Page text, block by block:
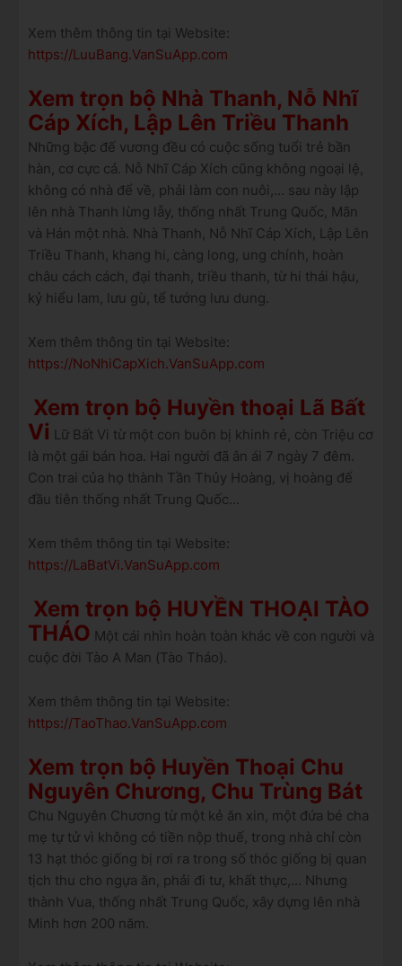
Xem thêm thông tin tại Website:
https://LuuBang.VanSuApp.com
Xem trọn bộ Nhà Thanh, Nỗ Nhĩ
Cáp Xích, Lập Lên Triều Thanh
Những bậc đế vương đều có cuộc sống tuổi trẻ bần
hàn, cơ cực cả. Nỗ Nhĩ Cáp Xích cũng không ngoại lệ,
không có nhà để về, phải làm con nuôi,... sau này lập
lên nhà Thanh lừng lẫy, thống nhất Trung Quốc, Mãn
và Hán một nhà. Nhà Thanh, Nỗ Nhĩ Cáp Xích, Lập Lên
Triều Thanh, khang hi, càng long, ung chính, hoàn
châu cách cách, đại thanh, triều thanh, từ hi thái hậu,
kỷ hiểu lam, lưu gù, tể tướng lưu dung.
Xem thêm thông tin tại Website:
https://NoNhiCapXich.VanSuApp.com
Xem trọn bộ Huyền thoại Lã Bất
Vi
Lữ Bất Vi từ một con buôn bị khinh rẻ, còn Triệu cơ
là một gái bán hoa. Hai người đã ân ái 7 ngày 7 đêm.
Con trai của họ thành Tần Thủy Hoàng, vị hoàng đế
đầu tiên thống nhất Trung Quốc...
Xem thêm thông tin tại Website:
https://LaBatVi.VanSuApp.com
Xem trọn bộ HUYỀN THOẠI TÀO
THÁO Một cái nhìn hoàn toàn khác về con người và
cuộc đời Tào A Man (Tào Tháo).
Xem thêm thông tin tại Website:
https://TaoThao.VanSuApp.com
Xem trọn bộ Huyền Thoại Chu
Nguyên Chương, Chu Trùng Bát
Chu Nguyên Chương từ một kẻ ăn xin, một đứa bé cha
mẹ tự tử vì không có tiền nộp thuế, trong nhà chỉ còn
13 hạt thóc giống bị rơi ra trong số thóc giống bị quan
tịch thu cho ngựa ăn, phải đi tư, khất thực,... Nhưng
thành Vua, thống nhất Trung Quốc, xây dựng lên nhà
Minh hơn 200 năm.